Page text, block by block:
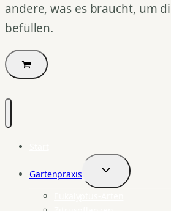
andere, was es braucht, um
befüllen.
Gartenpraxis
Untermenü
umschalten